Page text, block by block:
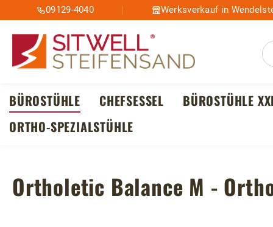
Hauptinhalt springen
Zur Suche springen
Zur Hauptnavigation springen
09129-4040 Werksverkauf in
BÜROSTÜHLE CHEFSESSEL BÜROSTÜHLE
ORTHO-SPEZIALSTÜHLE
Ortholetic Balance M -